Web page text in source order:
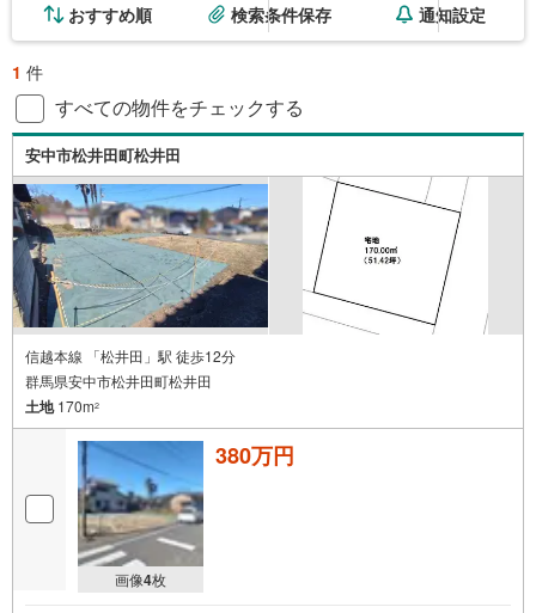
おすすめ順 検索条件保存 通知設定
1 件
すべての物件をチェックする
安中市松井田町松井田
信越本線 「松井田」駅 徒歩12分
群馬県安中市松井田町松井田
土地170m2
画像4枚
380万円